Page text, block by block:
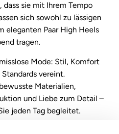
dass sie mit Ihrem Tempo
sich sowohl zu lässigen
eleganten Paar High Heels
tragen.
Mode: Stil, Komfort
vereint.
Materialien,
und Liebe zum Detail –
jeden Tag begleitet.